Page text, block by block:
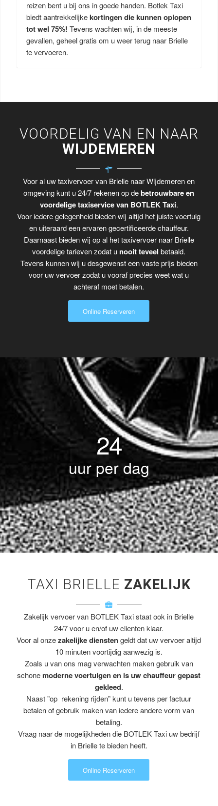
reizen bent u bij ons in goede handen. Botlek Taxi
biedt aantrekkelijkekortingen die kunnen oplopen
tot wel 75%! Tevens wachten wij, in de meeste
gevallen, geheel gratis om u weer terug naar Brielle
te vervoeren.
VOORDELIG VAN EN NAAR
WIJDEMEREN
Voor al uw taxivervoer van Brielle naar Wijdemeren en
omgeving kunt u 24/7 rekenen op debetrouwbare en
voordelige taxiservice van BOTLEK Taxi.
Voor iedere gelegenheid bieden wij altijd het juiste voertuig
en uiteraard een ervaren gecertificeerde chauffeur.
Daarnaast bieden wij op al het taxivervoer naar Brielle
voordelige tarieven zodat u nooit teveel betaald.
Tevens kunnen wij u desgewenst een vaste prijs bieden
voor uw vervoer zodat u vooraf precies weet wat u
achteraf moet betalen.
Online Reserveren
24
uur per dag
TAXI BRIELLE ZAKELIJK
Zakelijk vervoer van BOTLEK Taxi staat ook in Brielle
24/7 voor u en/of uw clienten klaar.
Voor al onzezakelijke dienstengeldt dat uw vervoer altijd
10 minuten voortijdig aanwezig is.
Zoals u van ons mag verwachten maken gebruik van
schone moderne voertuigen en is uw chauffeur gepast
gekleed.
Naast ”op rekening rijden” kunt u tevens per factuur
betalen of gebruik maken van iedere andere vorm van
betaling.
Vraag naar de mogelijkheden die BOTLEK Taxi uw bedrijf
in Brielle te bieden heeft.
Online Reserveren